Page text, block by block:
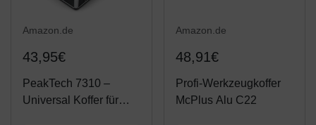
Amazon.de
43,95€
PeakTech 7310 –
Universal Koffer für
Amazon.de
48,91€
Profi-Werkzeugkoffer
McPlus Alu C22